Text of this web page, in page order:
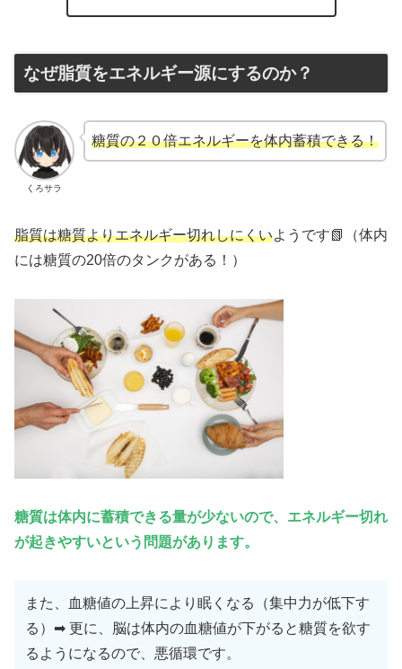
なぜ脂質をエネルギー源にするのか？
くろサラ
糖質の２０倍エネルギーを体内蓄積できる！
脂質は糖質よりエネルギー切れしにくいようです📗（体内
には糖質の20倍のタンクがある！）
糖質は体内に蓄積できる量が少ないので、エネルギー切れ
が起きやすいという問題があります。
また、血糖値の上昇により眠くなる（集中力が低下す
る）➡ 更に、脳は体内の血糖値が下がると糖質を欲す
るようになるので、悪循環です。